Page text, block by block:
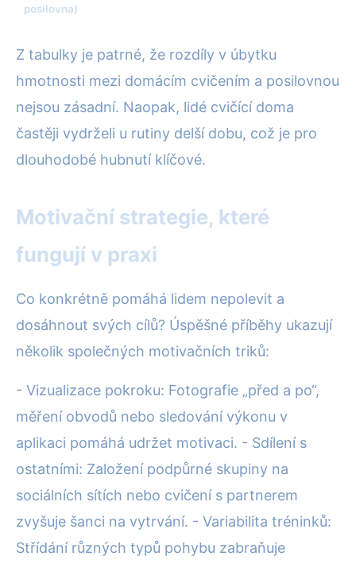
posilovna)
Z tabulky je patrné, že rozdíly v úbytku
hmotnosti mezi domácím cvičením a posilovnou
nejsou zásadní. Naopak, lidé cvičící doma
častěji vydrželi u rutiny delší dobu, což je pro
dlouhodobé hubnutí klíčové.
Motivační strategie, které
fungují v praxi
Co konkrétně pomáhá lidem nepolevit a
dosáhnout svých cílů? Úspěšné příběhy ukazují
několik společných motivačních triků:
- Vizualizace pokroku: Fotografie „před a po“,
měření obvodů nebo sledování výkonu v
aplikaci pomáhá udržet motivaci. - Sdílení s
ostatními: Založení podpůrné skupiny na
sociálních sítích nebo cvičení s partnerem
zvyšuje šanci na vytrvání. - Variabilita tréninků:
Střídání různých typů pohybu zabraňuje